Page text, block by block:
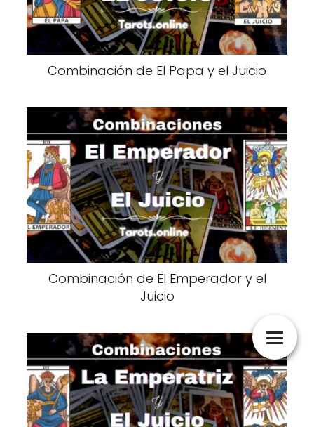
Combinación de El Papa y el Juicio
Combinación de El Emperador y el
Juicio